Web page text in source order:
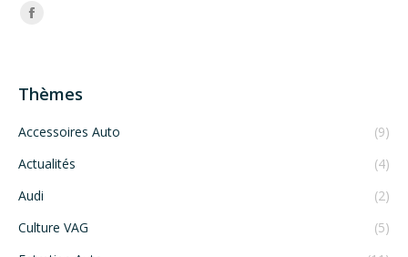
Trouvez nous sur :
Facebook
Thèmes
Accessoires Auto
(9)
Actualités
(4)
Audi
(2)
Culture VAG
(5)